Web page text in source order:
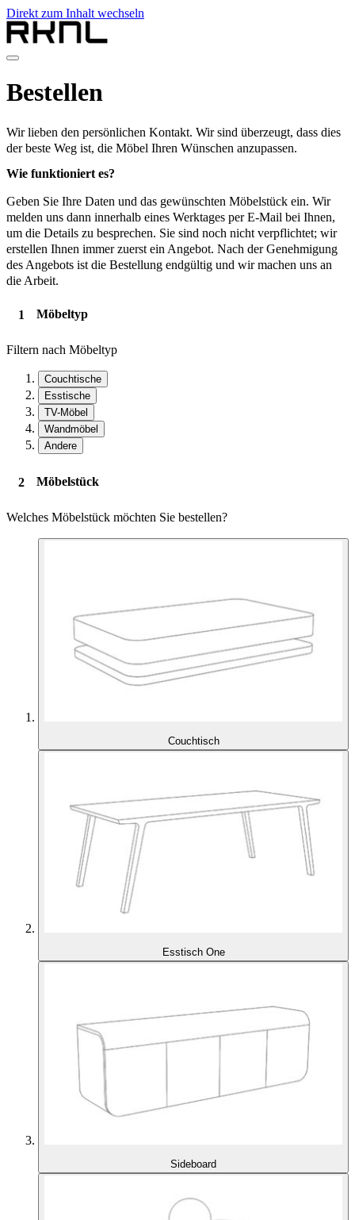
Direkt zum Inhalt wechseln
Home
Produkte
de
nl
de
fr
en
Bestellen
Wir lieben den persönlichen Kontakt. Wir sind überzeugt, dass dies
der beste Weg ist, die Möbel Ihren Wünschen anzupassen.
Wie funktioniert es?
Geben Sie Ihre Daten und das gewünschten Möbelstück ein. Wir
melden uns dann innerhalb eines Werktages per E-Mail bei Ihnen,
um die Details zu besprechen. Sie sind noch nicht verpflichtet; wir
erstellen Ihnen immer zuerst ein Angebot. Nach der Genehmigung
des Angebots ist die Bestellung endgültig und wir machen uns an
die Arbeit.
Möbeltyp
Filtern nach Möbeltyp
Couchtische
Esstische
TV-Möbel
Wandmöbel
Andere
Möbelstück
Welches Möbelstück möchten Sie bestellen?
Couchtisch
Esstisch One
Sideboard